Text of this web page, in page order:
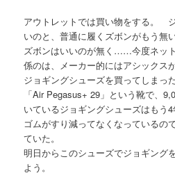
アウトレットでは買い物をする。
いのと、普通に履くズボンがもう無
ズボンはいいのが無く……今度ネッ
係のは、メーカー的にはアシックス
ジョギングシューズを買ってしまった
「Air Pegasus+ 29」という靴で、
いているジョギングシューズはもう
ゴムがすり減ってなくなっているの
ていた。
明日からこのシューズでジョギング
よう。